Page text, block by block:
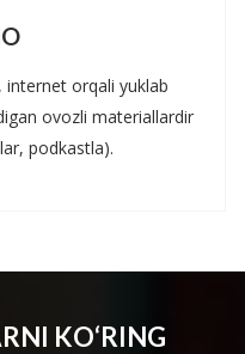
internet orqali yuklab
ovozli materiallardir
podkastla).
KO‘RING